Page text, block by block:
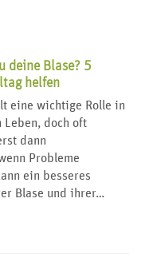
deine Blase? 5
helfen
eine wichtige Rolle in
Leben, doch oft
dann
Probleme
ein besseres
Blase und ihrer…